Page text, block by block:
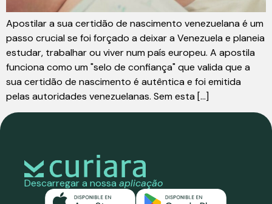
Apostilar a sua certidão de nascimento venezuelana é um
passo crucial se foi forçado a deixar a Venezuela e planeia
estudar, trabalhar ou viver num país europeu. A apostila
funciona como um "selo de confiança" que valida que a
sua certidão de nascimento é autêntica e foi emitida
pelas autoridades venezuelanas. Sem esta [...]
Descarregar a nossa aplicação